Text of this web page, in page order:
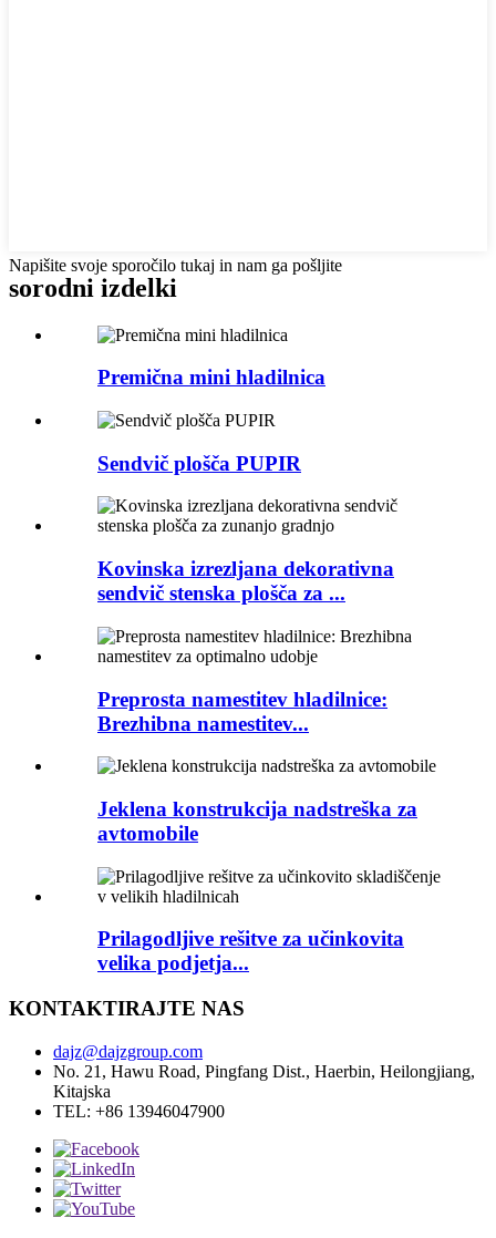
Napišite svoje sporočilo tukaj in nam ga pošljite
sorodni izdelki
Premična mini hladilnica
Sendvič plošča PUPIR
Kovinska izrezljana dekorativna
sendvič stenska plošča za ...
Preprosta namestitev hladilnice:
Brezhibna namestitev...
Jeklena konstrukcija nadstreška za
avtomobile
Prilagodljive rešitve za učinkovita
velika podjetja...
KONTAKTIRAJTE NAS
dajz@dajzgroup.com
No. 21, Hawu Road, Pingfang Dist., Haerbin, Heilongjiang,
Kitajska
TEL: +86 13946047900